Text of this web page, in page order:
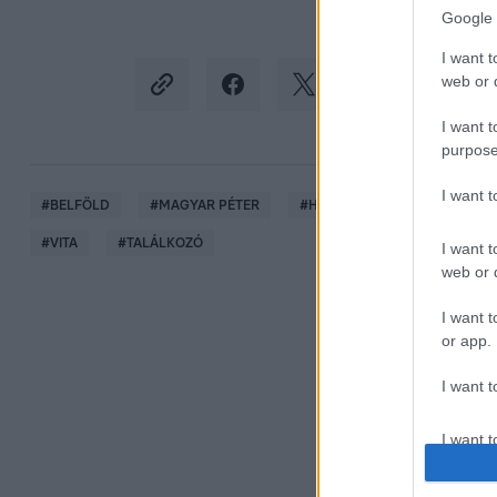
Google
I want
web or
I want
I want
I want
web or
I want
or app.
I want
I want
#BELFÖLD #MAGYAR PÉTER #HADHÁZY ÁKOS #
#VITA #TALÁLKOZÓ